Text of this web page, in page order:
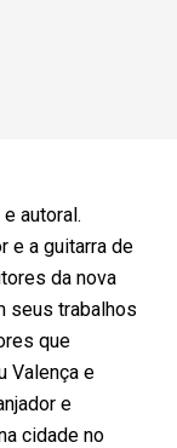
autoral.
e a guitarra de
da nova
seus trabalhos
que
Valença e
e
cidade no